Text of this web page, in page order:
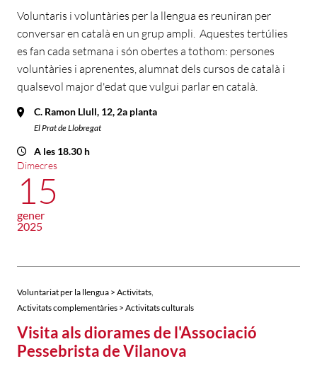
Voluntaris i voluntàries per la llengua es reuniran per
conversar en català en un grup ampli. Aquestes tertúlies
es fan cada setmana i són obertes a tothom: persones
voluntàries i aprenentes, alumnat dels cursos de català i
qualsevol major d'edat que vulgui parlar en català.
C. Ramon Llull, 12, 2a planta
El Prat de Llobregat
A les 18.30 h
Dimecres
15
gener
2025
Voluntariat per la llengua > Activitats
Activitats complementàries > Activitats culturals
Visita als diorames de l'Associació
Pessebrista de Vilanova